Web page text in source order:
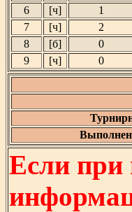
6
[ч] 1
7
[ч] 2
8
[б] 0
9
[ч] 0
Если при